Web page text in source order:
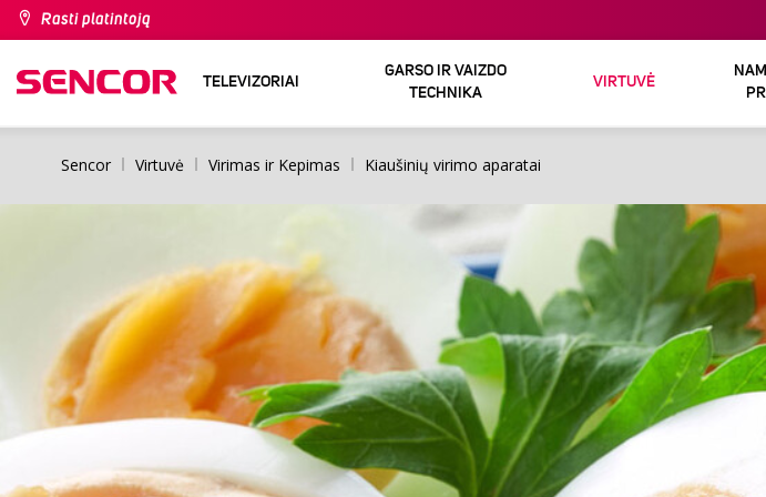
Rasti platintoją
TELEVIZORIAI
GARSO IR VAIZDO
TECHNIKA
VIRTUVĖ
Sencor Virtuvė Virimas ir Kepimas Kiaušinių virimo aparatai